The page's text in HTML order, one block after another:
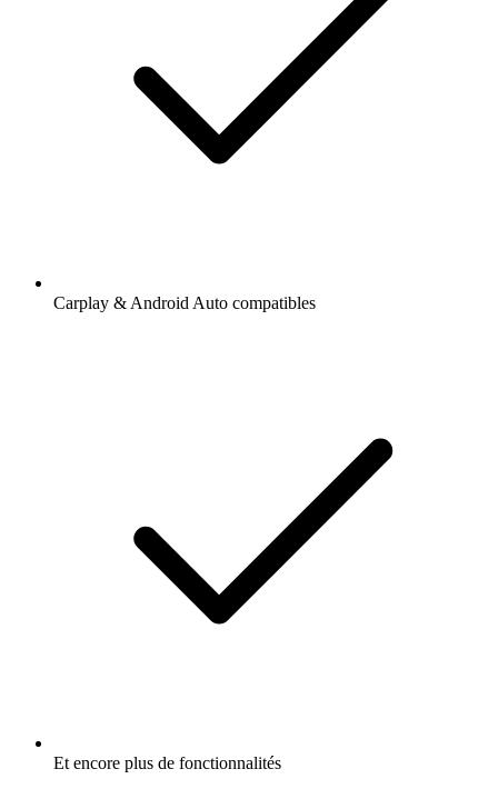
Carplay & Android Auto compatibles
Et encore plus de fonctionnalités